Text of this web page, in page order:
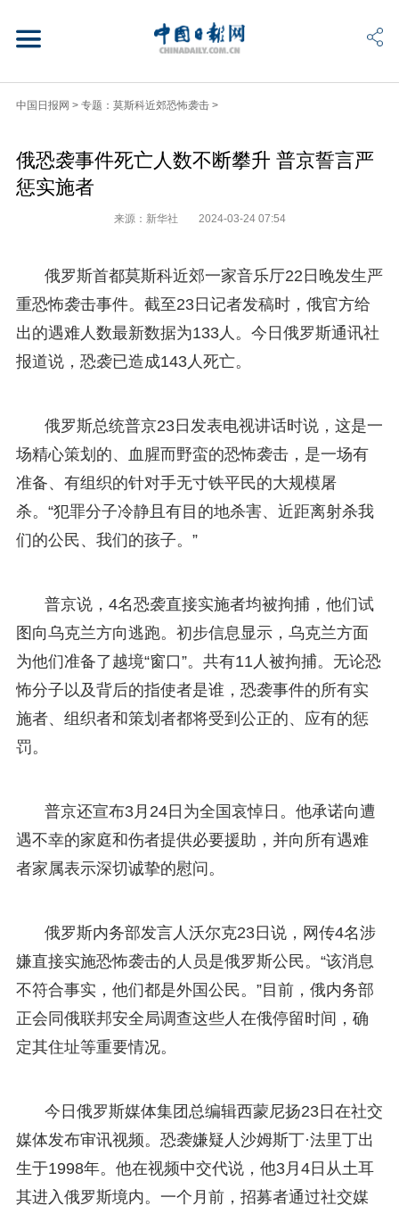
中国日报网 > 专题：莫斯科近郊恐怖袭击>
俄恐袭事件死亡人数不断攀升 普京誓言严
惩实施者
来源：新华社 2024-03-24 07:54
俄罗斯首都莫斯科近郊一家音乐厅22日晚发生严
重恐怖袭击事件。截至23日记者发稿时，俄官方给
出的遇难人数最新数据为133人。今日俄罗斯通讯社
报道说，恐袭已造成143人死亡。
俄罗斯总统普京23日发表电视讲话时说，这是一
场精心策划的、血腥而野蛮的恐怖袭击，是一场有
准备、有组织的针对手无寸铁平民的大规模屠
杀。“犯罪分子冷静且有目的地杀害、近距离射杀我
们的公民、我们的孩子。”
普京说，4名恐袭直接实施者均被拘捕，他们试
图向乌克兰方向逃跑。初步信息显示，乌克兰方面
为他们准备了越境“窗口”。共有11人被拘捕。无论恐
怖分子以及背后的指使者是谁，恐袭事件的所有实
施者、组织者和策划者都将受到公正的、应有的惩
罚。
普京还宣布3月24日为全国哀悼日。他承诺向遭
遇不幸的家庭和伤者提供必要援助，并向所有遇难
者家属表示深切诚挚的慰问。
俄罗斯内务部发言人沃尔克23日说，网传4名涉
嫌直接实施恐怖袭击的人员是俄罗斯公民。“该消息
不符合事实，他们都是外国公民。”目前，俄内务部
正会同俄联邦安全局调查这些人在俄停留时间，确
定其住址等重要情况。
今日俄罗斯媒体集团总编辑西蒙尼扬23日在社交
媒体发布审讯视频。恐袭嫌疑人沙姆斯丁·法里丁出
生于1998年。他在视频中交代说，他3月4日从土耳
其进入俄罗斯境内。一个月前，招募者通过社交媒